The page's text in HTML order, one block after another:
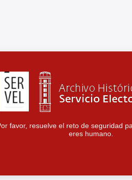
favor, resuelve el reto de seguridad
eres humano.